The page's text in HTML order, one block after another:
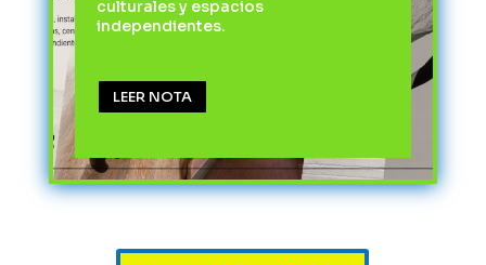
culturales y espacios
independientes.
LEER NOTA